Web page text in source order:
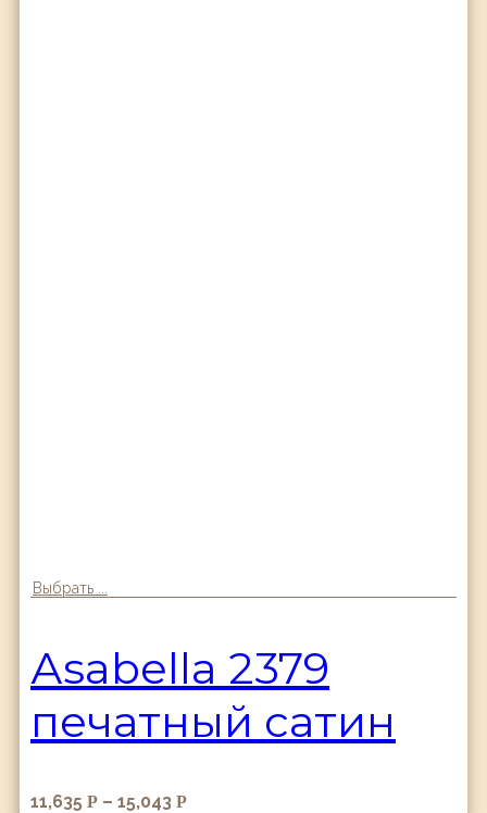
Выбрать ...
Аsabella 2379
печатный сатин
11,635 Р – 15,043 Р